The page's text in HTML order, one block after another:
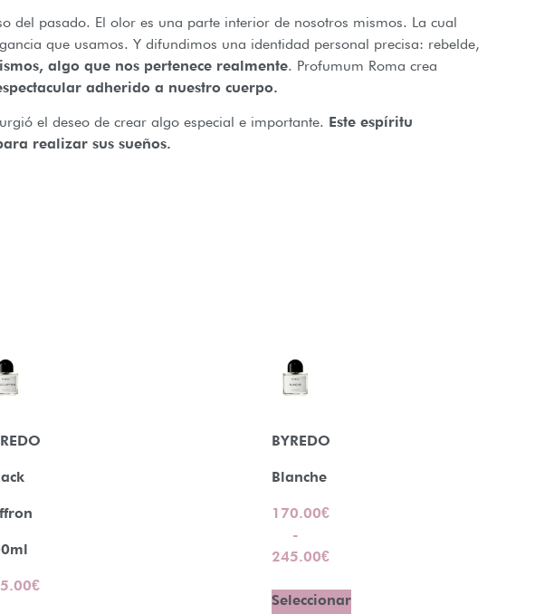
del pasado. El olor es una parte interior de nosotros mismos. La cual
que usamos. Y difundimos una identidad personal precisa: rebelde,
algo que nos pertenece realmente. Profumum Roma crea
adherido a nuestro cuerpo.
el deseo de crear algo especial e importante. Este espíritu
realizar sus sueños.
€
BYREDO
Blanche
170.00€
-
245.00€
Seleccionar